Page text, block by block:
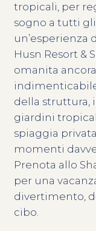
tropicali, per
sogno a tutti
un’esperienza
Husn Resort &
omanita
della struttura,
giardini
spiaggia
momenti
Prenota allo
per una
divertimento,
cibo.